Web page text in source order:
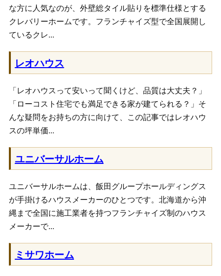
な方に人気なのが、外壁総タイル貼りを標準仕様とする
クレバリーホームです。フランチャイズ型で全国展開し
ているクレ...
レオハウス
「レオハウスって安いって聞くけど、品質は大丈夫？」
「ローコスト住宅でも満足できる家が建てられる？」そ
んな疑問をお持ちの方に向けて、この記事ではレオハウ
スの坪単価...
ユニバーサルホーム
ユニバーサルホームは、飯田グループホールディングス
が手掛けるハウスメーカーのひとつです。北海道から沖
縄まで全国に施工業者を持つフランチャイズ制のハウス
メーカーで...
ミサワホーム